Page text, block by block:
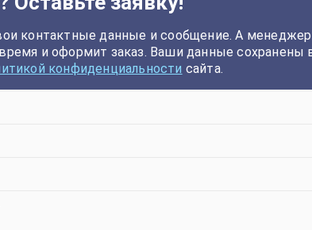
контактные данные и сообщение. А
и оформит заказ. Ваши данные сохранены
конфиденциальности сайта.